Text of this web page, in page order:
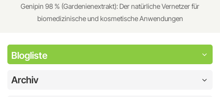
Genipin 98 % (Gardenienextrakt): Der natürliche Vernetzer für
biomedizinische und kosmetische Anwendungen
Blogliste
Archiv